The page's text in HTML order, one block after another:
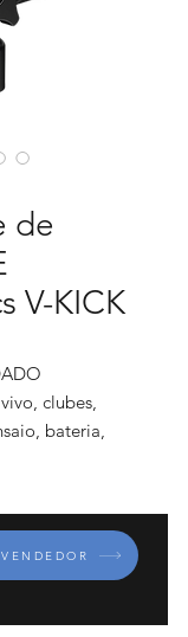
de
V-KICK
clubes,
bateria,
quatro
o V KICK